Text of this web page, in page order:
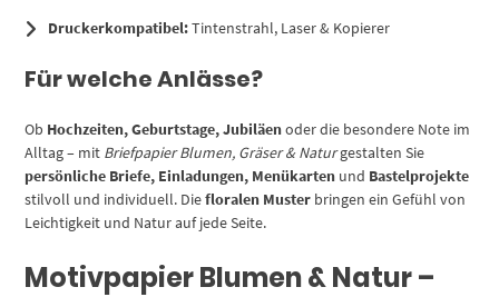
Druckerkompatibel:Tintenstrahl, Laser & Kopierer
Für welche Anlässe?
Ob Hochzeiten, Geburtstage, Jubiläenoder die besondere Note im
Alltag – mit Briefpapier Blumen, Gräser & Naturgestalten Sie
persönliche Briefe, Einladungen, Menükarten und Bastelprojekte
stilvoll und individuell. Diefloralen Muster bringen ein Gefühl von
Leichtigkeit und Natur auf jede Seite.
Motivpapier Blumen & Natur –